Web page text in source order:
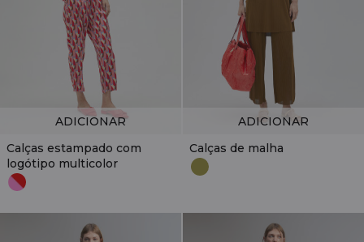
Calças estampado com
logótipo multicolor
ADICIONAR
Calças de malha
ADICIONAR